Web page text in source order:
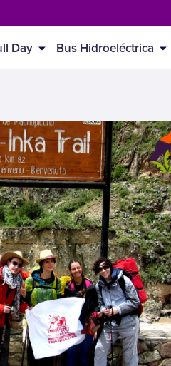
Day Bus Hidroeléctrica